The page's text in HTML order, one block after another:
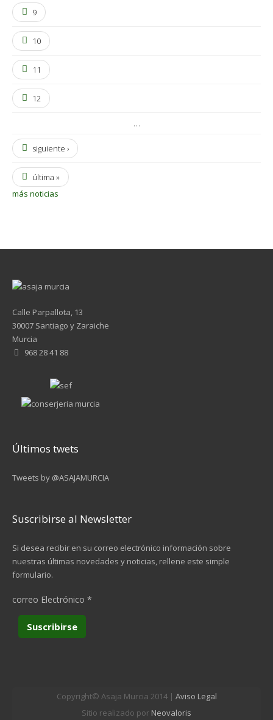
9
10
11
12
…
siguiente ›
última »
más noticias
Calle Parpallota, 13
30007 Santiago y Zaraiche
Murcia
968 28 41 88
Últimos twets
Tweets by @ASAJAMURCIA
Suscribirse al Newsletter
Si desea recibir en su correo electrónico información sobre
nuestras últimas novedades y noticias, rellene este simple
formulario.
correo Electrónico *
Copyright© Asaja Murcia 2014 | Aviso Legal
Sitio realizado por Neovaloris